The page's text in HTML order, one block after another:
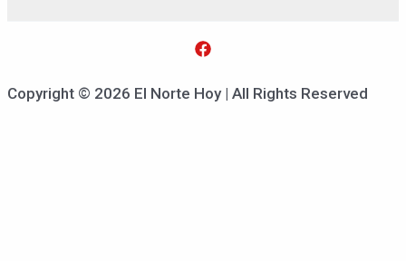
Copyright © 2026 El Norte Hoy | All Rights Reserved